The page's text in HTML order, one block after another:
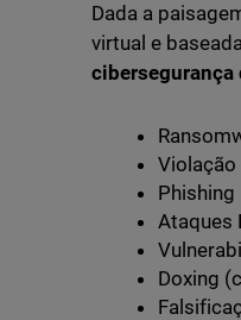
Dada a
virtual e
cibersegurança
Violação
Phishing
Ataques
Doxing